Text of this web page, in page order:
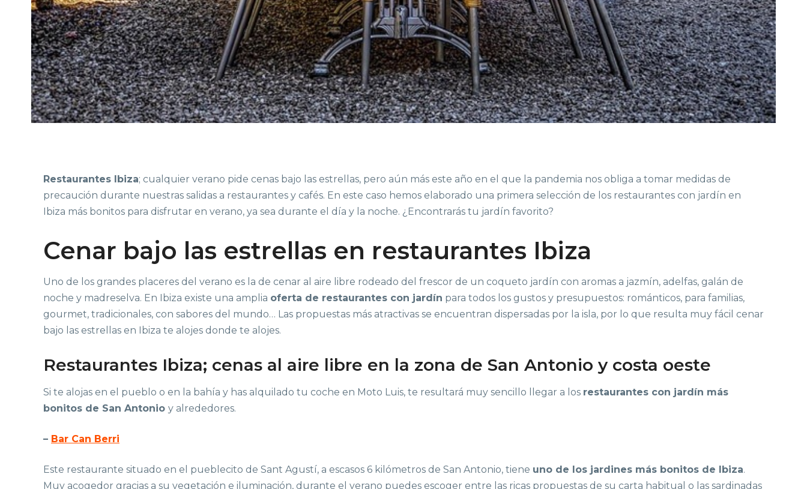
Restaurantes Ibiza; cualquier verano pide cenas bajo las estrellas, pero aún más este año en el que la pandemia nos obliga a tomar medidas de
precaución durante nuestras salidas a restaurantes y cafés. En este caso hemos elaborado una primera selección de los restaurantes con jardín en
Ibiza más bonitos para disfrutar en verano, ya sea durante el día y la noche. ¿Encontrarás tu jardín favorito?
Cenar bajo las estrellas en restaurantes Ibiza
Uno de los grandes placeres del verano es la de cenar al aire libre rodeado del frescor de un coqueto jardín con aromas a jazmín, adelfas, galán de
noche y madreselva. En Ibiza existe una amplia oferta de restaurantes con jardín para todos los gustos y presupuestos: románticos, para familias,
gourmet, tradicionales, con sabores del mundo… Las propuestas más atractivas se encuentran dispersadas por la isla, por lo que resulta muy fácil cenar
bajo las estrellas en Ibiza te alojes donde te alojes.
Restaurantes Ibiza; cenas al aire libre en la zona de San Antonio y costa oeste
Si te alojas en el pueblo o en la bahía y has alquilado tu coche en Moto Luis, te resultará muy sencillo llegar a los restaurantes con jardín más
bonitos de San Antonio y alrededores.
– Bar Can Berri
Este restaurante situado en el pueblecito de Sant Agustí, a escasos 6 kilómetros de San Antonio, tiene uno de los jardines más bonitos de Ibiza.
Muy acogedor gracias a su vegetación e iluminación, durante el verano puedes escoger entre las ricas propuestas de su carta habitual o las sardinadas